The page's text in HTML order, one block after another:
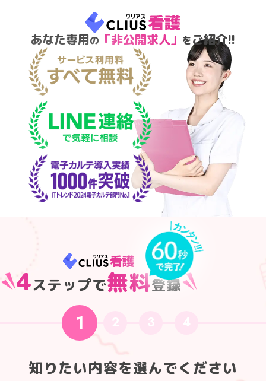
あなた専用の 「非公開求人」 をご紹介!!
4ステップで無料登録
1 2 3 4
知りたい内容を選んでください